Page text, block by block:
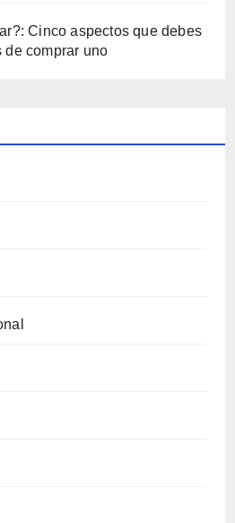
Cinco aspectos que debes
de comprar uno